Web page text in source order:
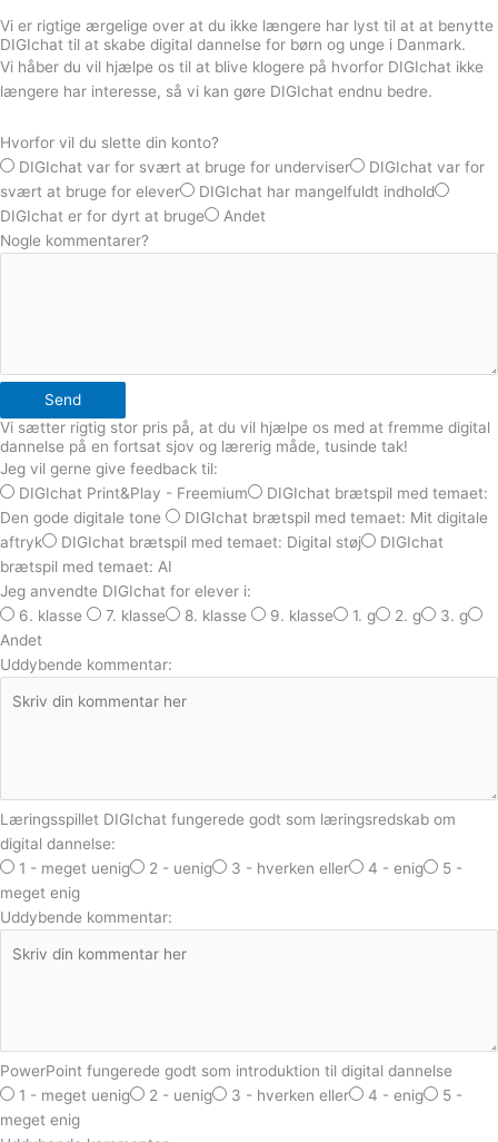
Vi er rigtige ærgelige over at du ikke længere har lyst til at at benytte
DIGIchat til at skabe digital dannelse for børn og unge i Danmark.
Vi håber du vil hjælpe os til at blive klogere på hvorfor DIGIchat ikke
længere har interesse, så vi kan gøre DIGIchat endnu bedre.
Hvorfor vil du slette din konto?
DIGIchat var for svært at bruge for underviser
DIGIchat var for
svært at bruge for elever
DIGIchat har mangelfuldt indhold
DIGIchat er for dyrt at bruge
Andet
Nogle kommentarer?
Send
Vi sætter rigtig stor pris på, at du vil hjælpe os med at fremme digital
dannelse på en fortsat sjov og lærerig måde, tusinde tak!
Jeg vil gerne give feedback til:
DIGIchat Print&Play - Freemium
DIGIchat brætspil med temaet:
Den gode digitale tone
DIGIchat brætspil med temaet: Mit digitale
aftryk
DIGIchat brætspil med temaet: Digital støj
DIGIchat
brætspil med temaet: AI
Jeg anvendte DIGIchat for elever i:
6. klasse
7. klasse 8. klasse 9. klasse 1. g 2. g
3. g
Andet
Uddybende kommentar:
Læringsspillet DIGIchat fungerede godt som læringsredskab om
digital dannelse:
1 - meget uenig
2 - uenig 3 - hverken eller 4 - enig
5 -
meget enig
Uddybende kommentar:
PowerPoint fungerede godt som introduktion til digital dannelse
1 - meget uenig
2 - uenig 3 - hverken eller 4 - enig
5 -
meget enig